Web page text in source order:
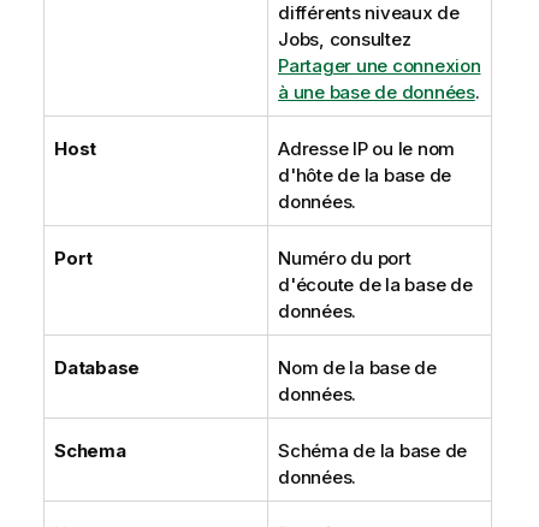
différents niveaux de
Jobs, consultez
Partager une connexion
à une base de données.
Host
Adresse IP ou le nom
d'hôte de la base de
données.
Port
Numéro du port
d'écoute de la base de
données.
Database
Nom de la base de
données.
Schema
Schéma de la base de
données.